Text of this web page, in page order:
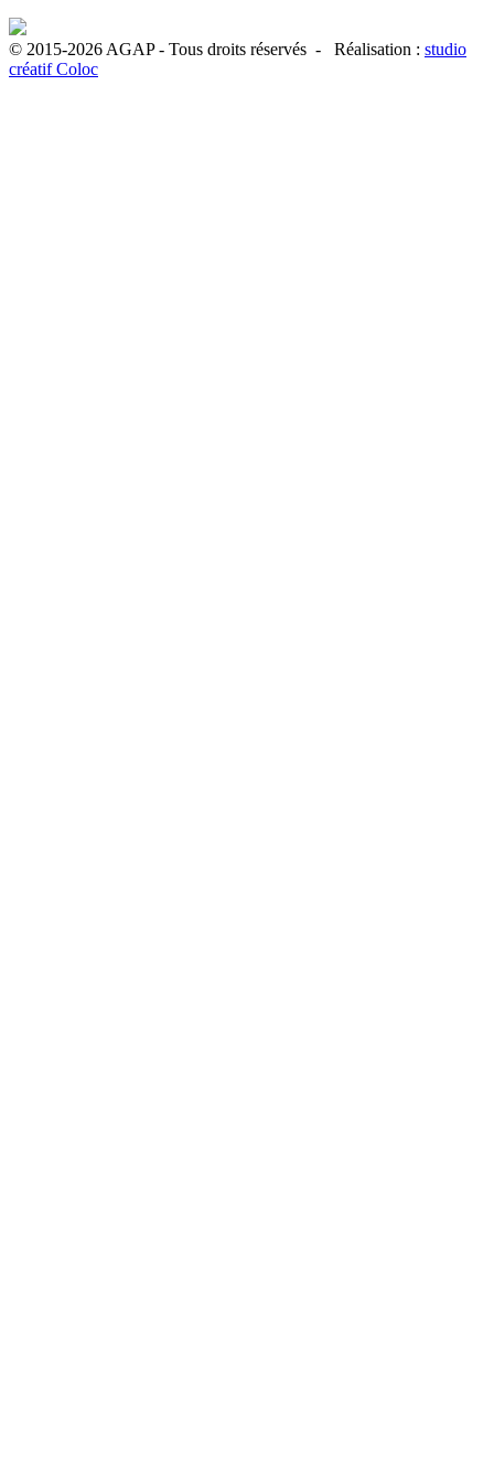
© 2015-2026 AGAP - Tous droits réservés - Réalisation : studio
créatif Coloc